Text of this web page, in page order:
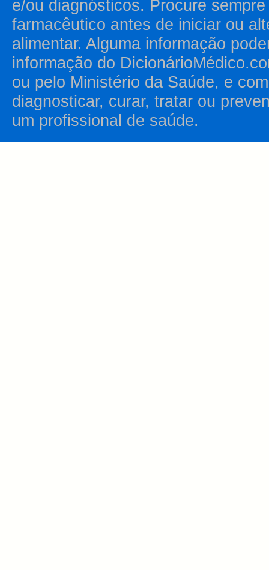
e/ou diagnósticos. Procure
farmacêutico antes de iniciar ou
alimentar. Alguma informação
informação do
ou pelo Ministério da Saúde, e
diagnosticar, curar, tratar ou
um profissional de saúde.